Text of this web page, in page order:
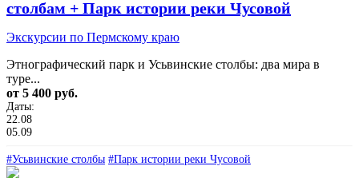
столбам + Парк истории реки Чусовой
Экскурсии по Пермскому краю
Этнографический парк и Усьвинские столбы: два мира в
туре...
от 5 400 руб.
Даты:
22.08
05.09
#Усьвинские столбы #Парк истории реки Чусовой